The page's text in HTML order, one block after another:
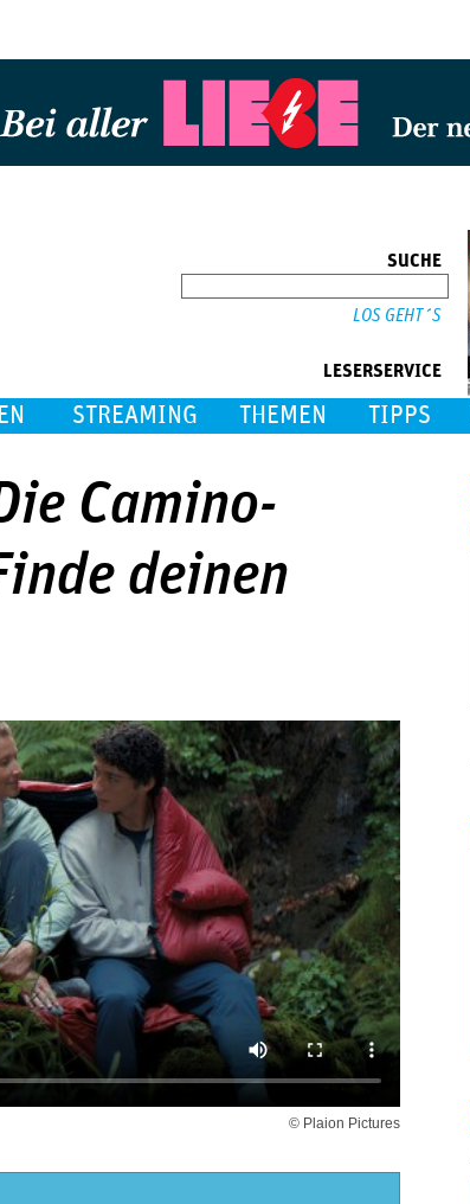
SUCHE
LESERSERVICE
STREAMING THEMEN TIPPS
Camino-
deinen
© Plaion Pictures